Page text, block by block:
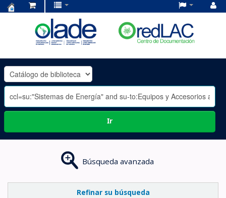
OLADE
-
Ir
Búsqueda avanzada
Refinar su búsqueda